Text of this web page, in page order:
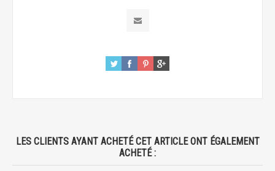
LES CLIENTS AYANT ACHETÉ CET ARTICLE ONT ÉGALEMENT
ACHETÉ :